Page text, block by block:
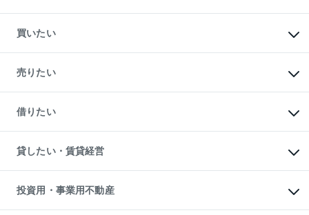
買いたい
新築・分譲マンションの購入
中古マンションの購入
一戸建ての購入
中古一戸建ての購入
不動産購入の流れ
注目キーワード物件特集
購入ガイド
English 繁体中文簡体中文
売りたい
一戸建ての売却・査定
土地の売却・査定
スピードAI査定
不動産査定について
不動産売却の流れ
不動産買換えの流れ
売却ガイド
借りたい
オフィス・店舗の賃貸
借りるときの流れ
借りるガイド
貸したい・賃貸経営
マンション賃料データ
賃貸管理プラン
リロケーションについて
投資用・事業用不動産